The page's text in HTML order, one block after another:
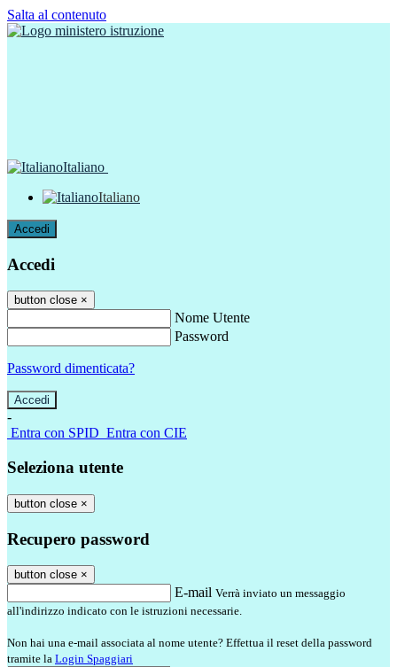
Salta al contenuto
Italiano
Italiano
Accedi
Accedi
button close ×
Nome Utente
Password
Password dimenticata?
-
Entra con SPID Entra con CIE
Seleziona utente
button close ×
Recupero password
button close ×
E-mail Verrà inviato un messaggio
all'indirizzo indicato con le istruzioni necessarie.
Non hai una e-mail associata al nome utente? Effettua il reset della password
tramite la Login Spaggiari